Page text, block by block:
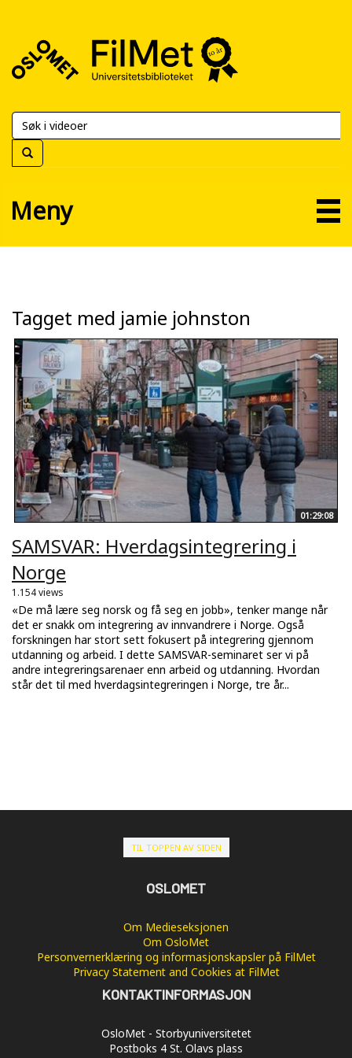
FilMet
Universitetsbiblioteket
Meny
Tagget med jamie johnston
01:29:08
SAMSVAR: Hverdagsintegrering i
Norge
1.154 views
«De må lære seg norsk og få seg en jobb», tenker mange når
det er snakk om integrering av innvandrere i Norge. Også
forskningen har stort sett fokusert på integrering gjennom
utdanning og arbeid. I dette SAMSVAR-seminaret ser vi på
andre integreringsarenaer enn arbeid og utdanning. Hvordan
står det til med hverdagsintegreringen i Norge, tre år...
TIL TOPPEN AV SIDEN
OSLOMET
Om Medieseksjonen
Om OsloMet
Personvernerklæring og informasjonskapsler på FilMet
Privacy Statement and Cookies at FilMet
KONTAKTINFORMASJON
OsloMet - Storbyuniversitetet
Postboks 4 St. Olavs plass